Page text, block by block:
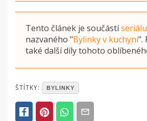
Tento článek je součástí
nazvaného "Bylinky v kuchyni".
také další díly tohoto
POSTED
ČLÁNKY
ŠTÍTKY: BYLINKY